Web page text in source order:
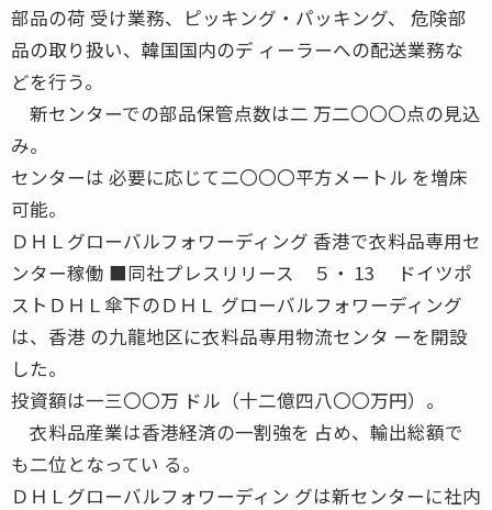
部品の荷 受け業務、ピッキング・パッキング、 危険部
品の取り扱い、韓国国内のデ ィーラーへの配送業務な
どを行う。
新センターでの部品保管点数は二 万二〇〇〇点の見込
み。
センターは 必要に応じて二〇〇〇平方メートル を増床
可能。
ＤＨＬグローバルフォワーディング 香港で衣料品専用セ
ンター稼働 ■同社プレスリリース ５・ 13 ドイツポ
ストＤＨＬ傘下のＤＨＬ グローバルフォワーディング
は、香港 の九龍地区に衣料品専用物流センタ ーを開設
した。
投資額は一三〇〇万 ドル（十二億四八〇〇万円）。
衣料品産業は香港経済の一割強を 占め、輸出総額で
も二位となってい る。
ＤＨＬグローバルフォワーディン グは新センターに社内